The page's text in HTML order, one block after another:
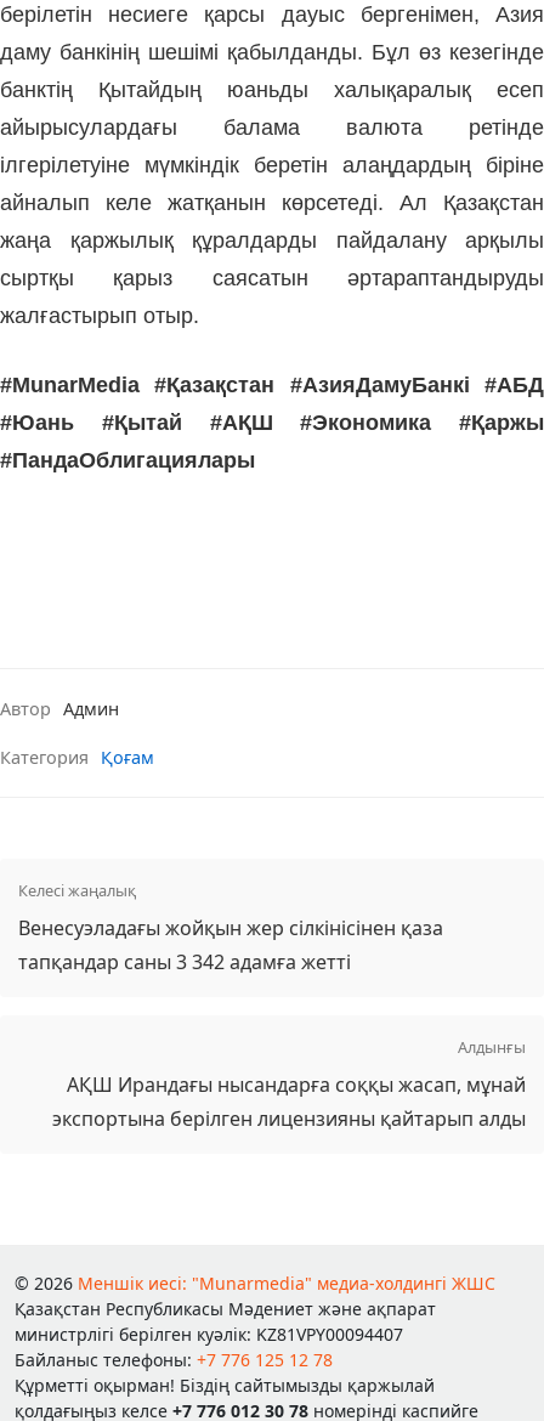
берілетін несиеге қарсы дауыс бергенімен, Азия
даму банкінің шешімі қабылданды. Бұл өз кезегінде
банктің Қытайдың юаньды халықаралық есеп
айырысулардағы балама валюта ретінде
ілгерілетуіне мүмкіндік беретін алаңдардың біріне
айналып келе жатқанын көрсетеді. Ал Қазақстан
жаңа қаржылық құралдарды пайдалану арқылы
сыртқы қарыз саясатын әртараптандыруды
жалғастырып отыр.
#MunarMedia #Қазақстан #АзияДамуБанкі #АБД
#Юань #Қытай #АҚШ #Экономика #Қаржы
#ПандаОблигациялары
Автор Админ
Категория Қоғам
Келесі жаңалық
Венесуэладағы жойқын жер сілкінісінен қаза
тапқандар саны 3 342 адамға жетті
Алдынғы
АҚШ Ирандағы нысандарға соққы жасап, мұнай
экспортына берілген лицензияны қайтарып алды
© 2026 Меншік иесі: "Munarmedia" медиа-холдингі ЖШС
Қазақстан Республикасы Мәдениет және ақпарат
министрлігі берілген куәлік: KZ81VPY00094407
Байланыс телефоны: +7 776 125 12 78
Құрметті оқырман! Біздің сайтымызды қаржылай
қолдағыңыз келсе +7 776 012 30 78 номерінді каспийге